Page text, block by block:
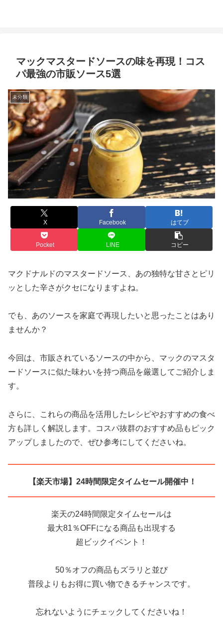
マックマスタードソースの味を再現！コス
パ最強の市販ソース5選
未分類
X Facebook はてブ
Pocket LINE コピー
マクドナルドのマスタードソース、あの独特な甘さとピリ
ッとした辛さがクセになりますよね。
でも、あのソースを家庭で再現したいと思ったことはあり
ませんか？
今回は、市販されているソースの中から、マックのマスタ
ードソースに似た味わいを持つ商品を厳選してご紹介しま
す。
さらに、これらの商品を活用したレシピやおすすめの食べ
方も詳しく解説します。コスパ抜群のおすすめ品もピック
アップしましたので、ぜひ参考にしてくださいね。
【楽天市場】24時間限定タイムセール開催中！
楽天の24時間限定タイムセールは
最大81％OFFになる商品も出現する
超ビックイベント！
50％オフの商品もズラリと並び
普段よりもお得に買い物できるチャンスです。
忘れないようにチェックしてくださいね！